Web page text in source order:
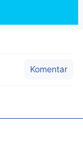
Komentar